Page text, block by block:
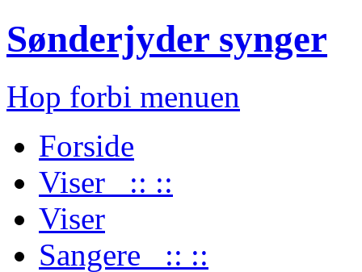
Sønderjyder synger
Hop forbi menuen
Forside
Viser :: ::
Viser
Sangere :: ::